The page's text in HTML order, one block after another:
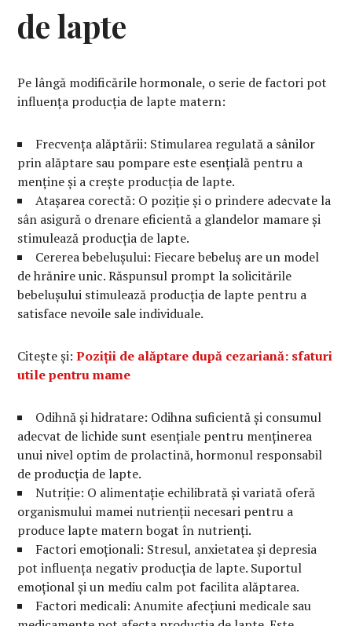
de lapte
Pe lângă modificările hormonale, o serie de factori pot
influența producția de lapte matern:
Frecvența alăptării: Stimularea regulată a sânilor
prin alăptare sau pompare este esențială pentru a
menține și a crește producția de lapte.
Atașarea corectă: O poziție și o prindere adecvate la
sân asigură o drenare eficientă a glandelor mamare și
stimulează producția de lapte.
Cererea bebelușului: Fiecare bebeluș are un model
de hrănire unic. Răspunsul prompt la solicitările
bebelușului stimulează producția de lapte pentru a
satisface nevoile sale individuale.
Citește și:Poziții de alăptare după cezariană: sfaturi
utile pentru mame
Odihnă și hidratare: Odihna suficientă și consumul
adecvat de lichide sunt esențiale pentru menținerea
unui nivel optim de prolactină, hormonul responsabil
de producția de lapte.
Nutriție: O alimentație echilibrată și variată oferă
organismului mamei nutrienții necesari pentru a
produce lapte matern bogat în nutrienți.
Factori emoționali: Stresul, anxietatea și depresia
pot influența negativ producția de lapte. Suportul
emoțional și un mediu calm pot facilita alăptarea.
Factori medicali: Anumite afecțiuni medicale sau